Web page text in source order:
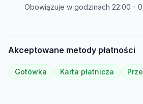
Obowiązuje w godzinach 22:00 -
Akceptowane metody płatności
Gotówka Karta płatnicza